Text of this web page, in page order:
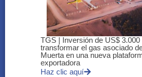
TGS | Inversión de US$
transformar el gas asociado
Muerta en una nueva
exportadora
Haz clic aquí